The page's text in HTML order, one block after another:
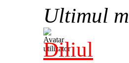
Ultimul
Diliul